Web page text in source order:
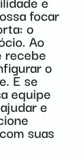
focar
o
Ao
recebe
o
E se
equipe
e
suas